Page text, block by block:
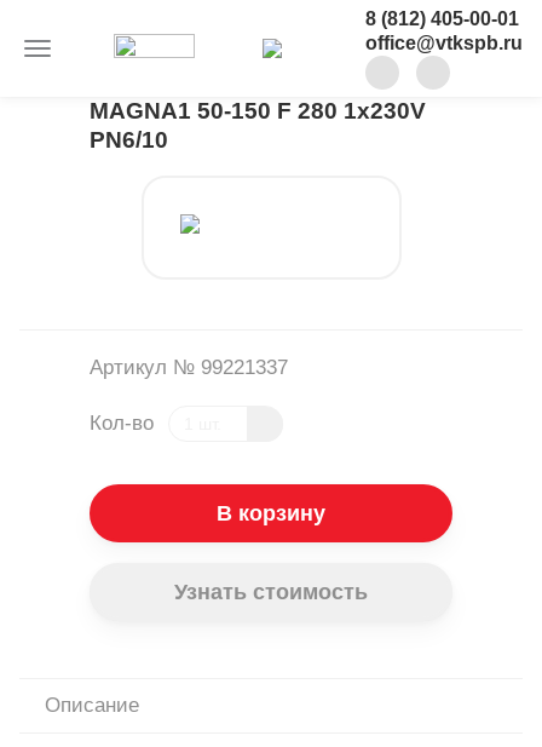
8 (812) 405-00-01
office@vtkspb.ru
MAGNA1 50-150 F 280 1x230V
PN6/10
Артикул № 99221337
Кол-во
В корзину
Узнать стоимость
Описание